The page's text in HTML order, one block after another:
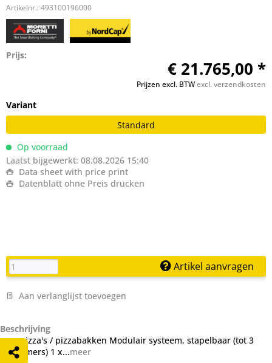
Artikelnr.: 493100196000
Prijs:
€ 21.765,00 *
Prijzen excl. BTWexcl. verzendkosten
Variant
Standard
Op voorraad
Laatst bijgewerkt: 08.08.2026 15:40
Data sheet with price print
Datenblatt ohne Preis drucken
Artikel aanvragen
Aan verlanglijst toevoegen
Beschrijving
voor pizza's / pizzabakken Modulair systeem, stapelbaar (tot 3
bakkamers) 1 x...meer